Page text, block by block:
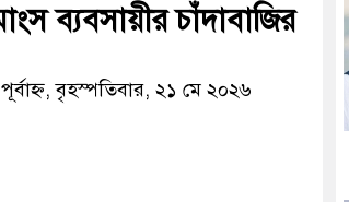
ব্যবসায়ীর চাঁদাবাজির
বৃহস্পতিবার, ২১ মে ২০২৬